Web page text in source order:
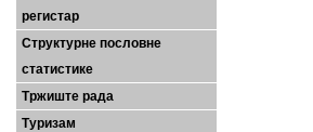
регистар
Структурне пословне
статистике
Тржиште рада
Туризам